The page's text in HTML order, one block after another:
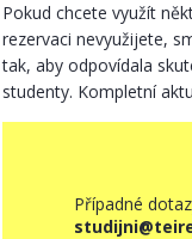
Pokud chcete využít
rezervaci nevyužijete,
tak, aby odpovídala
studenty. Kompletní
Případné